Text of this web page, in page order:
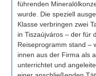
führenden
wurde. Die speziell
Klasse verbringen zwei
in Tiszaújváros – der für
Reiseprogramm stand –
innen aus der Firma als
unterrichtet und